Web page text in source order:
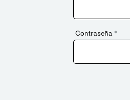
Contraseña *